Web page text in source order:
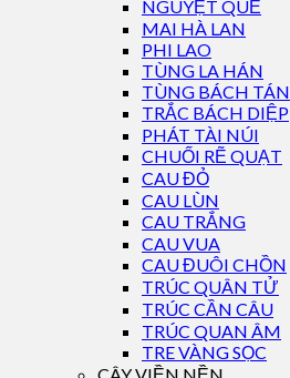
NGUYỆT QUẾ
MAI HÀ LAN
PHI LAO
TÙNG LA HÁN
TÙNG BÁCH TÁN
TRẮC BÁCH DIỆP
PHÁT TÀI NÚI
CHUỐI RẼ QUẠT
CAU ĐỎ
CAU LÙN
CAU TRẮNG
CAU VUA
CAU ĐUÔI CHỒN
TRÚC QUÂN TỬ
TRÚC CẦN CÂU
TRÚC QUAN ÂM
TRE VÀNG SỌC